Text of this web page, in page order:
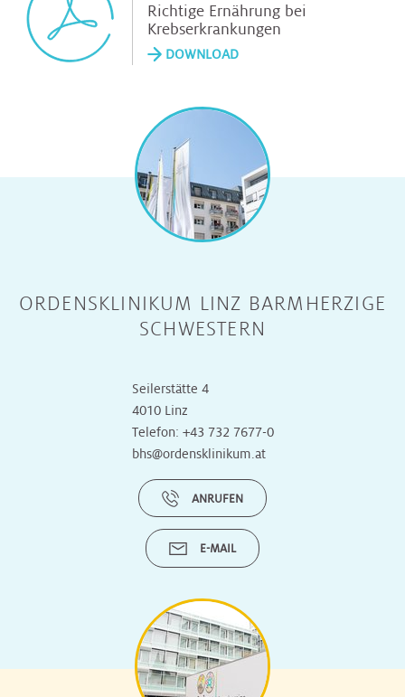
Richtige Ernährung bei
Krebserkrankungen
DOWNLOAD
ORDENSKLINIKUM LINZ BARMHERZIGE
SCHWESTERN
Seilerstätte 4
4010 Linz
Telefon: +43 732 7677-0
bhs@ordensklinikum.at
ANRUFEN
E-MAIL